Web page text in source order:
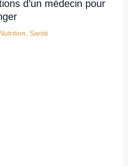
d’un médecin pour
Nutrition, Santé